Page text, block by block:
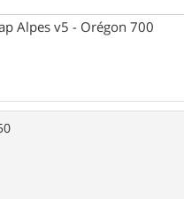
Alpes v5 - Orégon 700